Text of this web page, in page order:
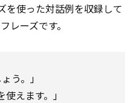
を使った対話例を収録して
レーズです。
う。」
えます。」